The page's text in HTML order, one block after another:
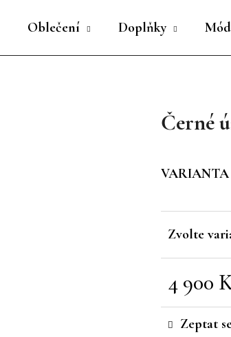
Oblečení Doplňky
Černé
VARIANTA
Zvolte
4 900
Měrná
cena:Zeptat
HLEDAT